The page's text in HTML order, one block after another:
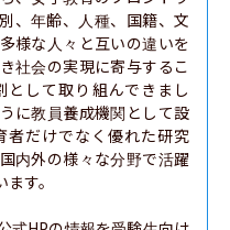
、年齢、人種、国籍、文
様な人々と互いの違いを
社会の実現に寄与するこ
として取り組んできまし
に教員養成機関として設
者だけでなく優れた研究
内外の様々な分野で活躍
す。